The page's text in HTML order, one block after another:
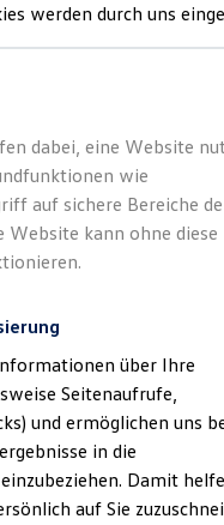
Gebrauchtwagen
Leasing
Volkswagen
jetzt
Neo!
werden durch uns
dabei, eine Website
wie
auf sichere Bereiche
Website kann ohne diese
über Ihre
Seitenaufrufe,
und ermöglichen uns
in die
Damit
auf Sie